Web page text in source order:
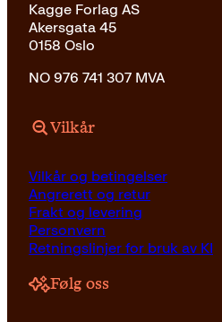
Kagge Forlag AS
Akersgata 45
0158 Oslo
NO 976 741 307 MVA
Vilkår
Vilkår og betingelser
Angrerett og retur
Frakt og levering
Personvern
Retningslinjer for bruk av KI
Følg oss